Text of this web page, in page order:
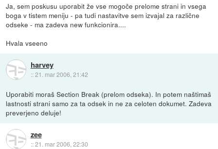
Ja, sem poskusu uporabit že vse mogoče prelome strani in vsega
boga v tistem meniju - pa tudi nastavitve sem izvajal za različne
odseke - ma zadeva new funkcionira....
Hvala vseeno
harvey
::21. mar 2006, 21:42
Uporabiti moraš Section Break (prelom odseka). In potem naštimaš
lastnosti strani samo za ta odsek in ne za celoten dokumet. Zadeva
preverjeno deluje!
zee
::21. mar 2006, 22:30